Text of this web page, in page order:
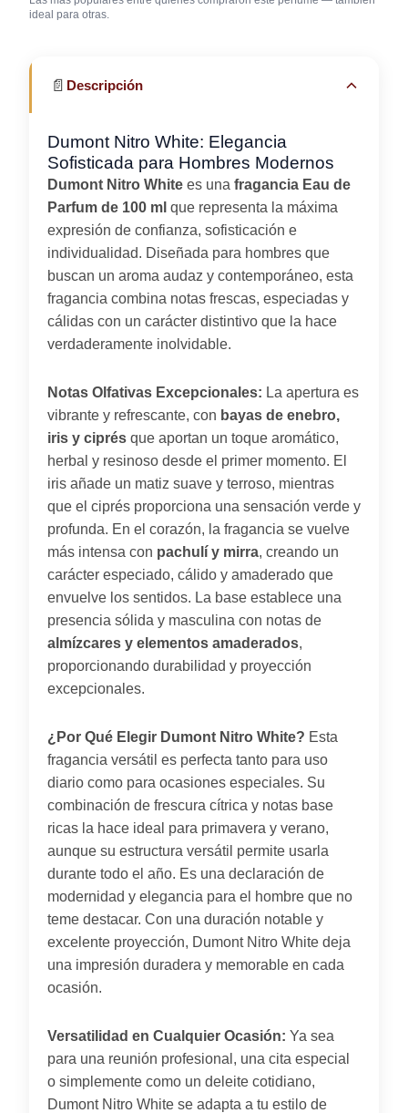
ideal para otras.
Cena romántica
Salida casual de
📄 Descripción
Dumont Nitro White: Elegancia
Sofisticada para Hombres Modernos
Dumont Nitro White es una fragancia Eau de
Parfum de 100 ml que representa la máxima
expresión de confianza, sofisticación e
individualidad. Diseñada para hombres que
buscan un aroma audaz y contemporáneo, esta
fragancia combina notas frescas, especiadas y
cálidas con un carácter distintivo que la hace
verdaderamente inolvidable.
Notas Olfativas Excepcionales: La apertura es
vibrante y refrescante, con bayas de enebro,
iris y ciprés que aportan un toque aromático,
herbal y resinoso desde el primer momento. El
iris añade un matiz suave y terroso, mientras
que el ciprés proporciona una sensación verde y
profunda. En el corazón, la fragancia se vuelve
más intensa con pachulí y mirra, creando un
carácter especiado, cálido y amaderado que
envuelve los sentidos. La base establece una
presencia sólida y masculina con notas de
almízcares y elementos amaderados,
proporcionando durabilidad y proyección
excepcionales.
¿Por Qué Elegir Dumont Nitro White? Esta
fragancia versátil es perfecta tanto para uso
diario como para ocasiones especiales. Su
combinación de frescura cítrica y notas base
ricas la hace ideal para primavera y verano,
aunque su estructura versátil permite usarla
durante todo el año. Es una declaración de
modernidad y elegancia para el hombre que no
teme destacar. Con una duración notable y
excelente proyección, Dumont Nitro White deja
una impresión duradera y memorable en cada
ocasión.
Versatilidad en Cualquier Ocasión: Ya sea
para una reunión profesional, una cita especial
o simplemente como un deleite cotidiano,
Dumont Nitro White se adapta a tu estilo de